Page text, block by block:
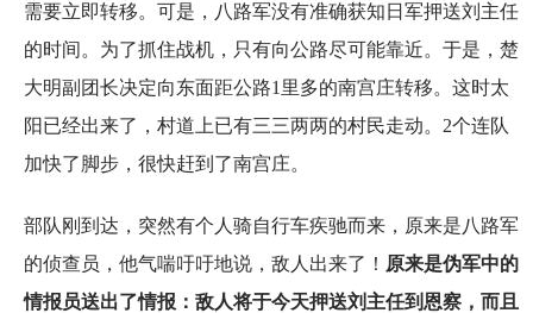
需要立即转移。可是，八路军没有准确获知日军押送刘主任
的时间。为了抓住战机，只有向公路尽可能靠近。于是，楚
大明副团长决定向东面距公路1里多的南宫庄转移。这时太
阳已经出来了，村道上已有三三两两的村民走动。2个连队
加快了脚步，很快赶到了南宫庄。
部队刚到达，突然有个人骑自行车疾驰而来，原来是八路军
的侦查员，他气喘吁吁地说，敌人出来了！ 原来是伪军中的
情报员送出了情报：敌人将于今天押送刘主任到恩察，而且